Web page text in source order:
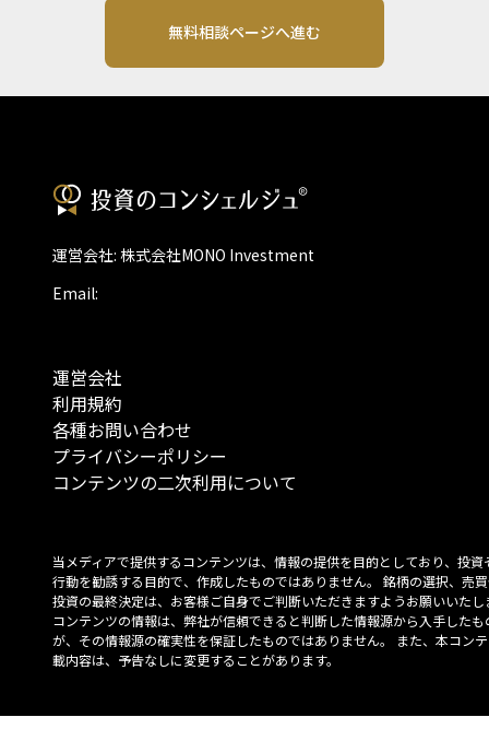
無料相談ページへ進む
運営会社: 株式会社MONO Investment
Email:
運営会社
利用規約
各種お問い合わせ
プライバシーポリシー
コンテンツの二次利用について
当メディアで提供するコンテンツは、情報の提供を目的としており、投資
行動を勧誘する目的で、作成したものではありません。 銘柄の選択、売
投資の最終決定は、お客様ご自身でご判断いただきますようお願いいたし
コンテンツの情報は、弊社が信頼できると判断した情報源から入手したも
が、その情報源の確実性を保証したものではありません。 また、本コン
載内容は、予告なしに変更することがあります。